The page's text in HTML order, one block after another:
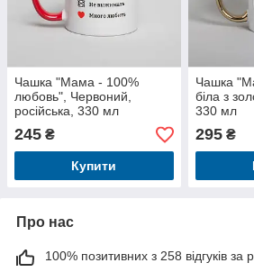
Чашка "Мама - 100%
любовь", Червоний,
російська, 330 мл
245 ₴
Купити
Чашка
біла з
330 мл
295₴
Про нас
100% позитивних з 258 відгуків за